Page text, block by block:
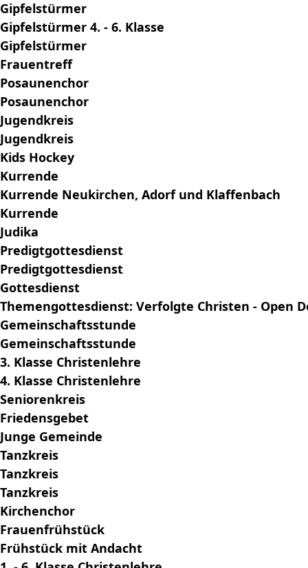
Gipfelstürmer
Gipfelstürmer 4. - 6. Klasse
Gipfelstürmer
Frauentreff
Posaunenchor
Posaunenchor
Jugendkreis
Jugendkreis
Kids Hockey
Kurrende
Kurrende Neukirchen, Adorf und Klaffenbach
Kurrende
Judika
Predigtgottesdienst
Predigtgottesdienst
Gottesdienst
Themengottesdienst: Verfolgte Christen - Open
Gemeinschaftsstunde
Gemeinschaftsstunde
3. Klasse Christenlehre
4. Klasse Christenlehre
Seniorenkreis
Friedensgebet
Junge Gemeinde
Tanzkreis
Tanzkreis
Tanzkreis
Kirchenchor
Frauenfrühstück
Frühstück mit Andacht